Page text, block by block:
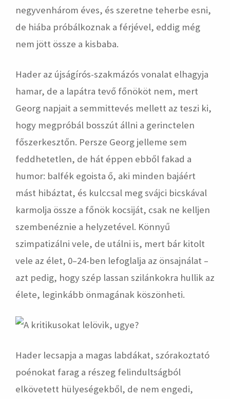
negyvenhárom éves, és szeretne teherbe esni,
de hiába próbálkoznak a férjével, eddig még
nem jött össze a kisbaba.
Hader az újságírós-szakmázós vonalat elhagyja
hamar, de a lapátra tevő főnököt nem, mert
Georg napjait a semmittevés mellett az teszi ki,
hogy megpróbál bosszút állni a gerinctelen
főszerkesztőn. Persze Georg jelleme sem
feddhetetlen, de hát éppen ebből fakad a
humor: balfék egoista ő, aki minden bajáért
mást hibáztat, és kulccsal meg svájci bicskával
karmolja össze a főnök kocsiját, csak ne kelljen
szembenéznie a helyzetével. Könnyű
szimpatizálni vele, de utálni is, mert bár kitolt
vele az élet, 0–24-ben lefoglalja az önsajnálat –
azt pedig, hogy szép lassan szilánkokra hullik az
élete, leginkább önmagának köszönheti.
Hader lecsapja a magas labdákat, szórakoztató
poénokat farag a részeg felindultságból
elkövetett hülyeségekből, de nem engedi,